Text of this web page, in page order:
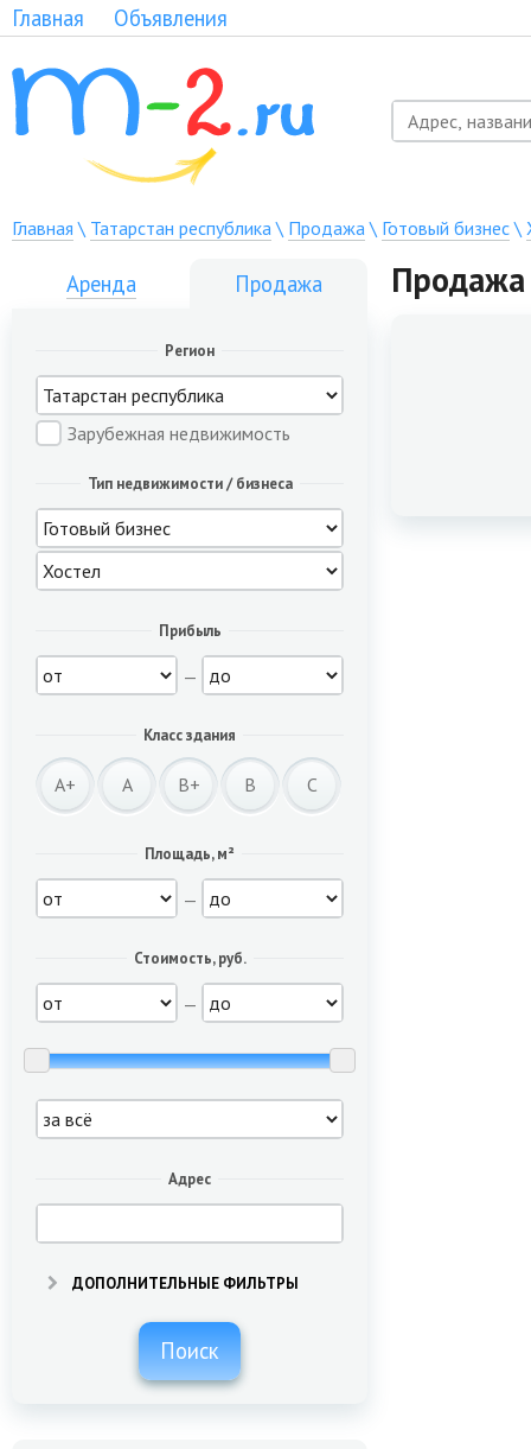
Главная Объявления
Главная \ Татарстан республика\ Продажа\ Готовый бизнес\
Аренда Продажа
Регион
Зарубежная недвижимость
Тип недвижимости / бизнеса
Прибыль
—
Класс здания
A+ A B+ B C
Площадь, м²
—
Стоимость, руб.
—
Адрес
ДОПОЛНИТЕЛЬНЫЕ ФИЛЬТРЫ
Поиск
Продажа